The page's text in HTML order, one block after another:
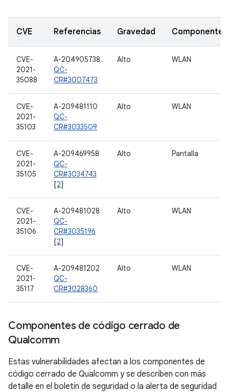
CVE Referencias Gravedad Componente
CVE-
2021-
35088
A-204905738
QC-
CR#3007473
Alto WLAN
CVE-
2021-
35103
A-209481110
QC-
CR#3033509
Alto WLAN
CVE-
2021-
35105
A-209469958
QC-
CR#3034743
[2]
Alto Pantalla
CVE-
2021-
35106
A-209481028
QC-
CR#3035196
[2]
Alto WLAN
CVE-
2021-
35117
A-209481202
QC-
CR#3028360
Alto WLAN
Componentes de código cerrado de
Qualcomm
Estas vulnerabilidades afectan a los componentes de
código cerrado de Qualcomm y se describen con más
detalle en el boletín de seguridad o la alerta de seguridad